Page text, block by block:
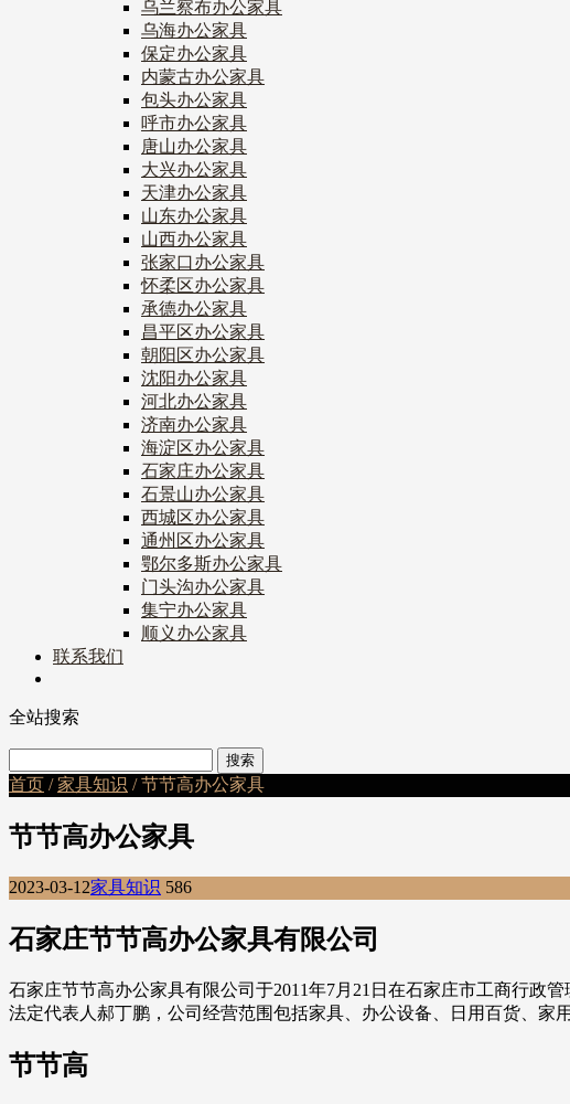
乌兰察布办公家具
乌海办公家具
保定办公家具
内蒙古办公家具
包头办公家具
呼市办公家具
唐山办公家具
大兴办公家具
天津办公家具
山东办公家具
山西办公家具
张家口办公家具
怀柔区办公家具
承德办公家具
昌平区办公家具
朝阳区办公家具
沈阳办公家具
河北办公家具
济南办公家具
海淀区办公家具
石家庄办公家具
石景山办公家具
西城区办公家具
通州区办公家具
鄂尔多斯办公家具
门头沟办公家具
集宁办公家具
顺义办公家具
联系我们
全站搜索
首页 /家具知识 / 节节高办公家具
节节高办公家具
2023-03-12家具知识 586
石家庄节节高办公家具有限公司
石家庄节节高办公家具有限公司于2011年7月21日在石家庄市工商行政管
法定代表人郝丁鹏，公司经营范围包括家具、办公设备、日用百货、家
节节高